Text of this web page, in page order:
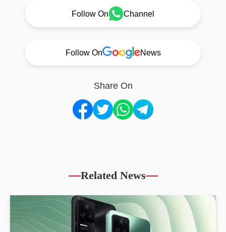
Follow On Channel
Follow On News
Share On
Related News